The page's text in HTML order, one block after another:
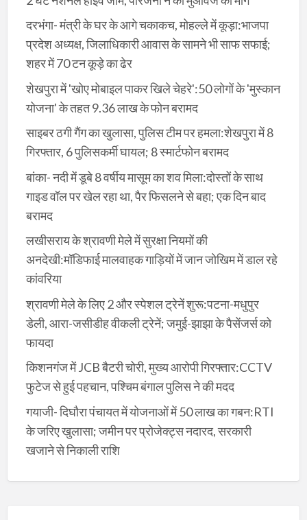
दरभंगा- मंत्री के घर के आगे चकाकच, मोहल्ले में कूड़ा:भाजपा
प्रदेश अध्यक्ष, जिलाधिकारी आवास के सामने भी साफ सफाई;
शहर में 70 टन कूड़े का ढेर
शेखपुरा में 'खोए मोबाइल पाकर खिले चेहरे':50 लोगों के 'मुस्कान
योजना' के तहत 9.36 लाख के फोन बरामद
साइबर ठगी गैंग का खुलासा, पुलिस टीम पर हमला:शेखपुरा में 8
गिरफ्तार, 6 पुलिसकर्मी घायल; 8 स्मार्टफोन बरामद
बांका- नदी में डूबे 8 वर्षीय मासूम का शव मिला:दोस्तों के साथ
गाइड वॉल पर खेल रहा था, पैर फिसलने से बहा; एक दिन बाद
बरामद
लखीसराय के श्रावणी मेले में सुरक्षा नियमों की
अनदेखी:मॉडिफाई मालवाहक गाड़ियों में जान जोखिम में डाल रहे
कांवरिया
श्रावणी मेले के लिए 2 और स्पेशल ट्रेनें शुरू:पटना-मधुपुर
डेली, आरा-जसीडीह वीकली ट्रेनें; जमुई-झाझा के पैसेंजर्स को
फायदा
किशनगंज में JCB बैटरी चोरी, मुख्य आरोपी गिरफ्तार:CCTV
फुटेज से हुई पहचान, पश्चिम बंगाल पुलिस ने की मदद
गयाजी- दिघौरा पंचायत में योजनाओं में 50 लाख का गबन:RTI
के जरिए खुलासा; जमीन पर प्रोजेक्ट्स नदारद, सरकारी
खजाने से निकाली राशि